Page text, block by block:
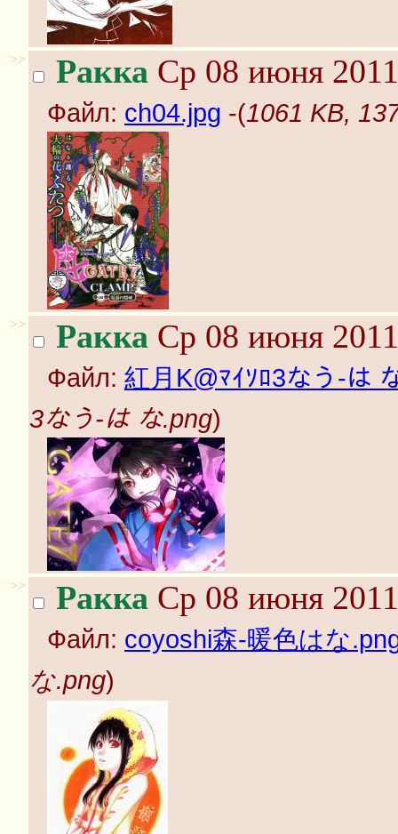
>> Ракка Ср 08 июня
Файл: ch04.jpg -(1061 KB,
>> Ракка Ср 08 июня
Файл: 紅月K@ﾏｲｿﾛ3なう-は
3なう-は な.png)
>> Ракка Ср 08 июня
Файл: coyoshi森-暖色はな
な.png)